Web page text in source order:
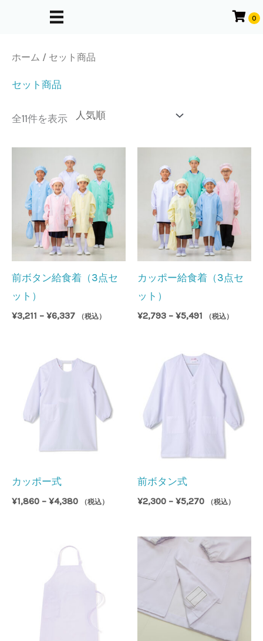
0
ホーム / セット商品
セット商品
全11件を表示人
前ボタン給食着（3点セ
ット）
¥3,211 – ¥6,337価
–
¥6,337
（税込）
カッポー給食着（3点セ
ット）
¥2,793 – ¥5,491 価
¥5,491
（税込）
カッポー式
¥1,860 – ¥4,380価
¥4,380
（税込）
前ボタン式
¥2,300 – ¥5,270価
¥2,300
–
¥5,270
（税込）